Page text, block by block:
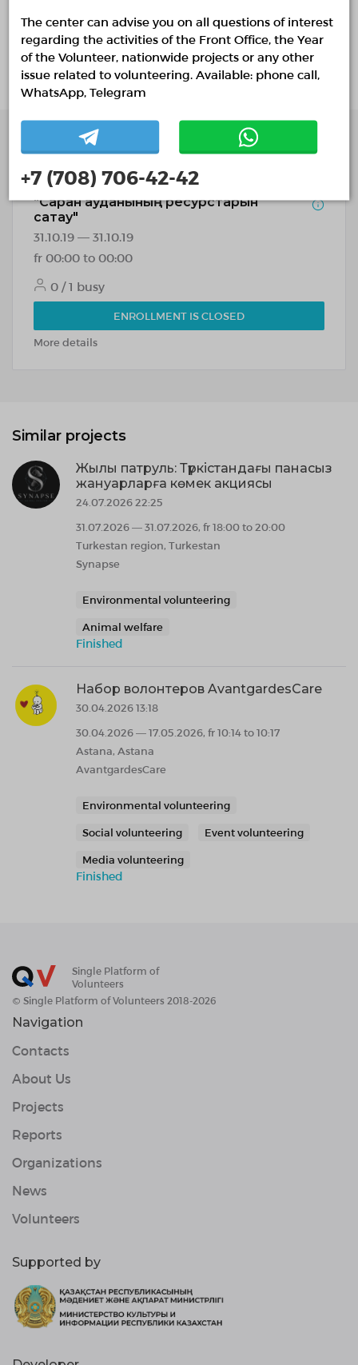
жазуды, радио-теледидарларға сұхбат беруді
әрдайым қажет екендігіне тоқталып өтті. Сондықтан
ғана ертеңгі күннің белсенді табиғат
қорғаушыларын дайындауға мүмкіндік аламыз
Roles
"Сарқан ауданының ресурстарын
сақтау"
31.10.19 — 31.10.19
fr 00:00 to 00:00
0 / 1 busy
ENROLLMENT IS CLOSED
More details
Similar projects
Жылы патруль: Түркістандағы панасыз
жануарларға көмек акциясы
24.07.2026 22:25
31.07.2026 — 31.07.2026, fr 18:00 to 20:00
Turkestan region, Turkestan
Synapse
Environmental volunteering
Animal welfare
Finished
Набор волонтеров AvantgardesCare
30.04.2026 13:18
30.04.2026 — 17.05.2026, fr 10:14 to 10:17
Astana, Astana
AvantgardesCare
Environmental volunteering
Social volunteering Event volunteering
Media volunteering
Finished
Single Platform of
Volunteers
© Single Platform of Volunteers 2018-2026
Navigation
Contacts
About Us
Projects
Reports
Organizations
News
Volunteers
Supported by
The center can advise you on all questions of interest
regarding the activities of the Front Office, the Year
of the Volunteer, nationwide projects or any other
issue related to volunteering. Available: phone call,
WhatsApp, Telegram
+7 (708) 706-42-42